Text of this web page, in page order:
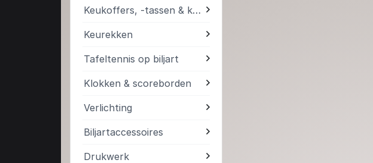
Keukoffers, -tassen & kokers
Keurekken
Tafeltennis op biljart
Klokken & scoreborden
Verlichting
Biljartaccessoires
Drukwerk